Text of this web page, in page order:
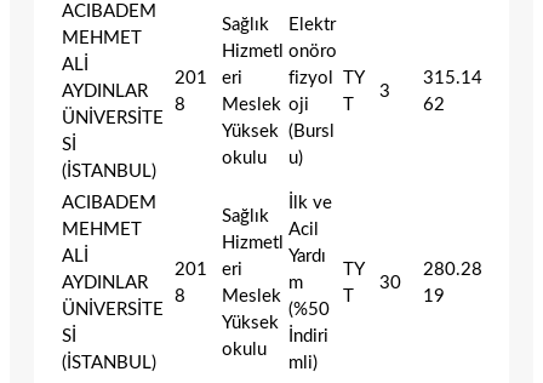
ACIBADEM
MEHMET
ALİ
AYDINLAR
ÜNİVERSİTE
Sİ
(İSTANBUL)
201
8
Sağlık
Hizmetl
eri
Meslek
Yüksek
okulu
Elektr
onöro
fizyol
oji
(Bursl
u)
TY
T
3
315.14
62
ACIBADEM
MEHMET
ALİ
AYDINLAR
ÜNİVERSİTE
Sİ
(İSTANBUL)
201
8
Sağlık
Hizmetl
eri
Meslek
Yüksek
okulu
İlk ve
Acil
Yardı
m
(%50
İndiri
mli)
TY
T
30
280.28
19